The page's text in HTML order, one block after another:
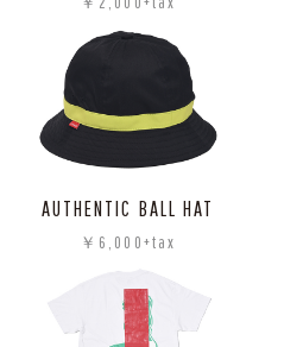
AUTHENTIC BALL HAT
￥6,000+tax